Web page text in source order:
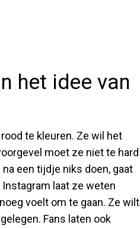
het idee van
te kleuren. Ze wil het
moet ze niet te hard
een tijdje niks doen, gaat
Instagram laat ze weten
voelt om te gaan. Ze wilt
Fans laten ook